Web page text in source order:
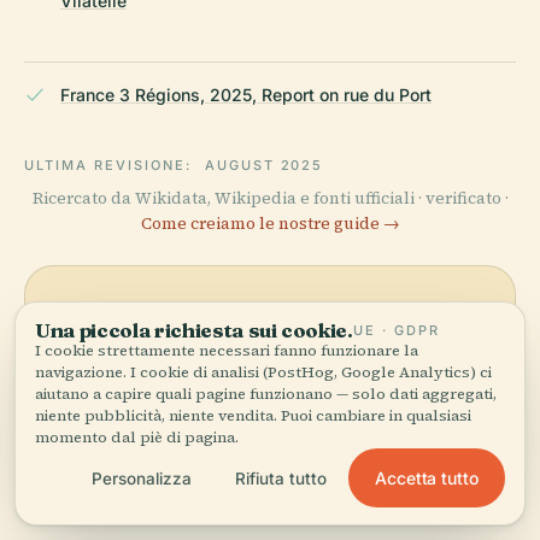
France 3 Régions, 2025, Report on rue du Port
ULTIMA REVISIONE: AUGUST 2025
Ricercato da Wikidata, Wikipedia e fonti ufficiali · verificato ·
Come creiamo le nostre guide →
Esplora la zona
Vedi Hôtel Montrosier De
la Vilatelle sulla mappa e
scopri cosa c'è nei
dintorni.
Vedi mappa
Una piccola richiesta sui cookie.UE · GDPR
I cookie strettamente necessari fanno funzionare la
navigazione. I cookie di analisi (PostHog, Google Analytics) ci
aiutano a capire quali pagine funzionano — solo dati aggregati,
niente pubblicità, niente vendita. Puoi cambiare in qualsiasi
momento dal piè di pagina.
Personalizza Rifiuta tutto Accetta tutto